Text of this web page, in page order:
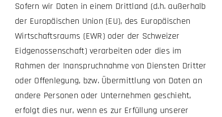
Sofern wir Daten in einem Drittland (d.h. außerhalb
der Europäischen Union (EU), des Europäischen
Wirtschaftsraums (EWR) oder der Schweizer
Eidgenossenschaft) verarbeiten oder dies im
Rahmen der Inanspruchnahme von Diensten Dritter
oder Offenlegung, bzw. Übermittlung von Daten an
andere Personen oder Unternehmen geschieht,
erfolgt dies nur, wenn es zur Erfüllung unserer